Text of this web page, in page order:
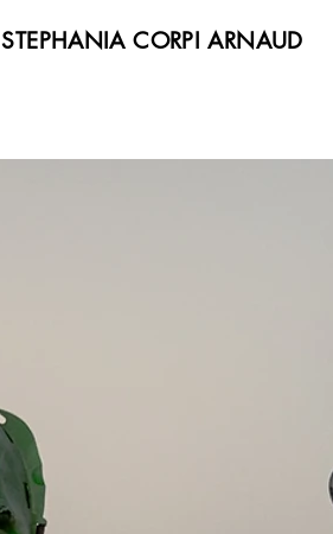
STEPHANIA CORPI ARNAUD